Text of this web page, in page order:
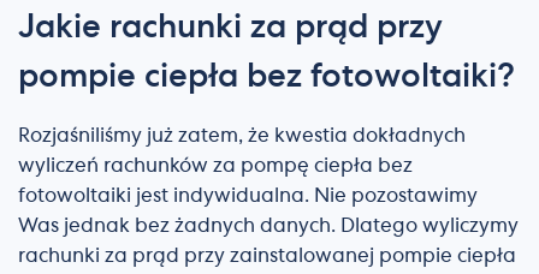
Jakie rachunki za prąd przy
pompie ciepła bez fotowoltaiki?
Rozjaśniliśmy już zatem, że kwestia dokładnych
wyliczeń rachunków za pompę ciepła bez
fotowoltaiki jest indywidualna. Nie pozostawimy
Was jednak bez żadnych danych. Dlatego wyliczymy
rachunki za prąd przy zainstalowanej pompie ciepła